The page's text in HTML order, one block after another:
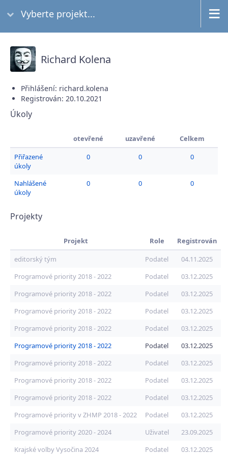
Vyberte projekt...
Richard Kolena
Přihlášení: richard.kolena
Registrován: 20.10.2021
Úkoly
otevřené uzavřené
Celkem
Přiřazené
úkoly
0 0 0
Nahlášené
úkoly
0 0 0
Projekty
Projekt Role
Registrován
editorský tým
Podatel
04.11.2025
Programové priority 2018 - 2022
Podatel
03.12.2025
Programové priority 2018 - 2022
Podatel
03.12.2025
Programové priority 2018 - 2022
Podatel
03.12.2025
Programové priority 2018 - 2022
Podatel
03.12.2025
Programové priority 2018 - 2022
Podatel
03.12.2025
Programové priority 2018 - 2022
Podatel
03.12.2025
Programové priority 2018 - 2022
Podatel
03.12.2025
Programové priority 2018 - 2022
Podatel
03.12.2025
Programové priority v ZHMP 2018 - 2022
Podatel
03.12.2025
Programové priority 2020 - 2024
Uživatel
23.09.2025
Krajské volby Vysočina 2024
Podatel 03.12.2025